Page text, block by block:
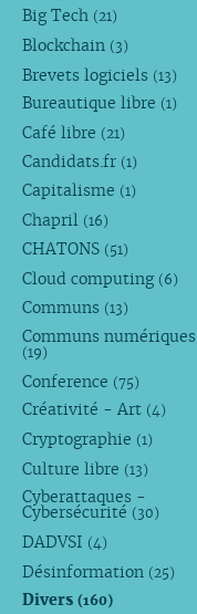
Big Tech (21)
Blockchain (3)
Brevets logiciels (13)
Bureautique libre (1)
Café libre (21)
Candidats.fr (1)
Capitalisme (1)
Chapril (16)
CHATONS (51)
Cloud computing (6)
Communs (13)
Communs numériques
(19)
Conference (75)
Créativité - Art (4)
Cryptographie (1)
Culture libre (13)
Cyberattaques -
Cybersécurité (30)
DADVSI (4)
Désinformation (25)
Divers (160)